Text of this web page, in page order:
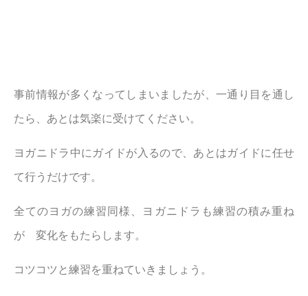
事前情報が多くなってしまいましたが、一通り目を通し
たら、あとは気楽に受けてください。
ヨガニドラ中にガイドが入るので、あとはガイドに任せ
て行うだけです。
全てのヨガの練習同様、ヨガニドラも練習の積み重ね
が 変化をもたらします。
コツコツと練習を重ねていきましょう。